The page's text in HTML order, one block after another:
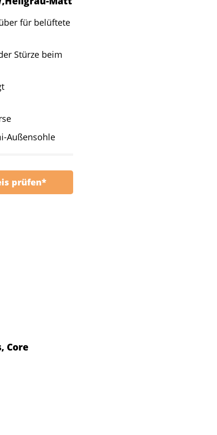
für belüftete
Stürze beim
Außensohle
prüfen*
Core